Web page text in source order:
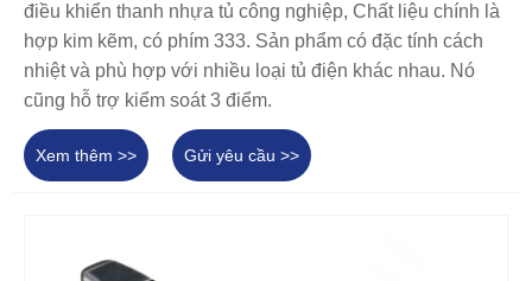
điều khiển thanh nhựa tủ công nghiệp, Chất liệu chính là
hợp kim kẽm, có phím 333. Sản phẩm có đặc tính cách
nhiệt và phù hợp với nhiều loại tủ điện khác nhau. Nó
cũng hỗ trợ kiểm soát 3 điểm.
Xem thêm >> Gửi yêu cầu >>